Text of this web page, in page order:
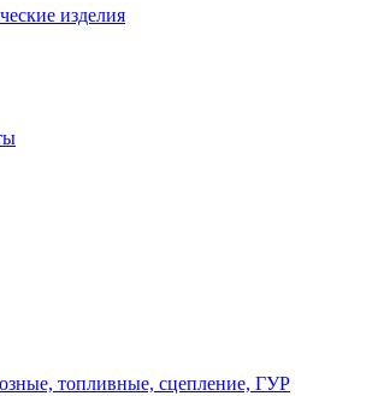
изделия
топливные, сцепление, ГУР